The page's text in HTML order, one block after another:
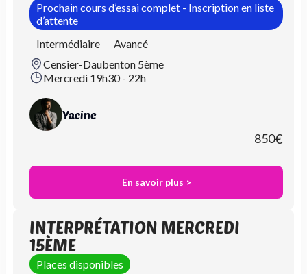
Prochain cours d’essai complet - Inscription en liste
d’attente
Intermédiaire
Avancé
Censier-Daubenton 5ème
Mercredi 19h30 - 22h
Yacine
850€
En savoir plus >
INTERPRÉTATION MERCREDI
15ÈME
Places disponibles